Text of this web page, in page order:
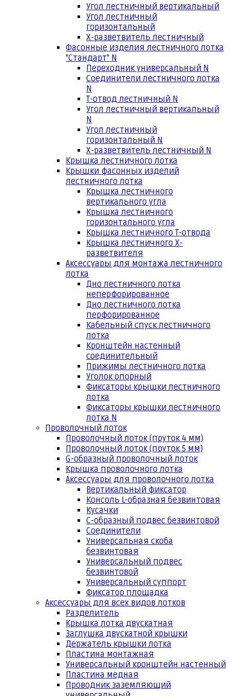
Угол лестничный вертикальный
Угол лестничный
горизонтальный
Х-разветвитель лестничный
Фасонные изделия лестничного лотка
"Стандарт" N
Переходник универсальный N
Соединители лестничного лотка
N
Т-отвод лестничный N
Угол лестничный вертикальный
N
Угол лестничный
горизонтальный N
Х-разветвитель лестничный N
Крышка лестничного лотка
Крышки фасонных изделий
лестничного лотка
Крышка лестничного
вертикального угла
Крышка лестничного
горизонтального угла
Крышка лестничного Т-отвода
Крышка лестничного Х-
разветвителя
Аксессуары для монтажа лестничного
лотка
Дно лестничного лотка
неперфорированное
Дно лестничного лотка
перфорированное
Кабельный спуск лестничного
лотка
Кронштейн настенный
соединительный
Прижимы лестничного лотка
Уголок опорный
Фиксаторы крышки лестничного
лотка
Фиксаторы крышки лестничного
лотка N
Проволочный лоток
Проволочный лоток (пруток 4 мм)
Проволочный лоток (пруток 5 мм)
G-образный проволочный лоток
Крышка проволочного лотка
Аксессуары для проволочного лотка
Вертикальный фиксатор
Консоль L-образная безвинтовая
Кусачки
С-образный подвес безвинтовой
Соединители
Универсальная скоба
безвинтовая
Универсальный подвес
безвинтовой
Универсальный суппорт
Фиксатор площадка
Аксессуары для всех видов лотков
Разделитель
Крышка лотка двускатная
Заглушка двускатной крышки
Держатель крышки лотка
Пластина монтажная
Универсальный кронштейн настенный
Пластина медная
Проводник заземляющий